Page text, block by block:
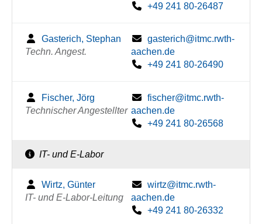
+49 241 80-26487
Gasterich, Stephan
Techn. Angest.
gasterich@itmc.rwth-
aachen.de
+49 241 80-26490
Fischer, Jörg
Technischer Angestellter
fischer@itmc.rwth-
aachen.de
+49 241 80-26568
IT- und E-Labor
Wirtz, Günter
IT- und E-Labor-Leitung
wirtz@itmc.rwth-
aachen.de
+49 241 80-26332